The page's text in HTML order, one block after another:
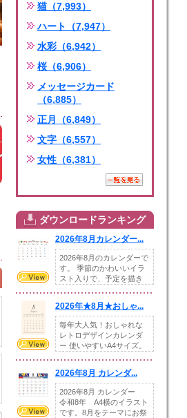
猫（7,993）
ハート（7,947）
水彩（6,942）
桜（6,906）
メッセージカード
（6,885）
正月（6,849）
文字（6,557）
女性（6,381）
ダウンロードランキング
2026年8月カレンダー...
2026年8月のカレンダーで
す。 季節のかわいいイラ
スト入りで、予定を描き
2026年★8月★おしゃ...
毎年大人気！おしゃれな
レトロデザインカレンダ
ー 使いやすいA4サイズ。
2026年8月 カレンダ...
2026年8月 カレンダー
令和8年 A4横のイラスト
です。8月をテーマにお祭